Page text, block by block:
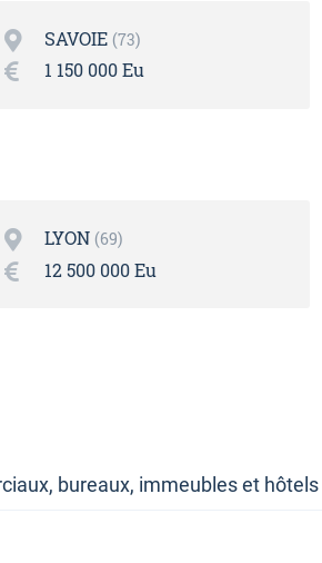
SAVOIE 73
1 150 000 Eu
LYON 69
12 500 000 Eu
bureaux, immeubles et